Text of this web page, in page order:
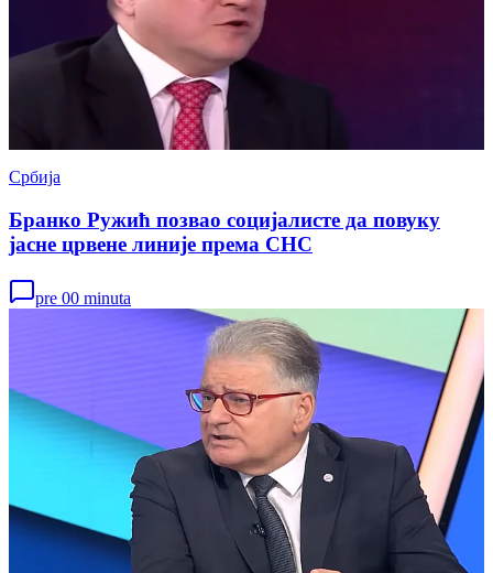
Србија
Бранко Ружић позвао социјалисте да повуку
јасне црвене линије према СНС
pre 00 minuta